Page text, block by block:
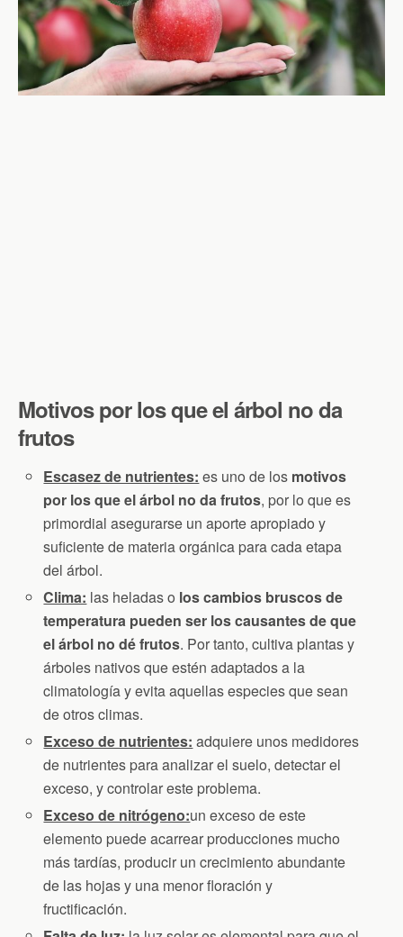
Motivos por los que el árbol no da
frutos
Escasez de nutrientes: es uno de los motivos
por los que el árbol no da frutos, por lo que es
primordial asegurarse un aporte apropiado y
suficiente de materia orgánica para cada etapa
del árbol.
Clima: las heladas o los cambios bruscos de
temperatura pueden ser los causantes de que
el árbol no dé frutos. Por tanto, cultiva plantas y
árboles nativos que estén adaptados a la
climatología y evita aquellas especies que sean
de otros climas.
Exceso de nutrientes: adquiere unos medidores
de nutrientes para analizar el suelo, detectar el
exceso, y controlar este problema.
Exceso de nitrógeno:un exceso de este
elemento puede acarrear producciones mucho
más tardías, producir un crecimiento abundante
de las hojas y una menor floración y
fructificación.